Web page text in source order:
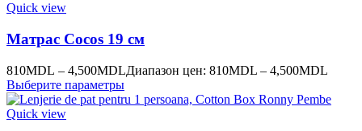
Quick view
Матрас Cocos 19 см
810MDL – 4,500MDLДиапазон цен: 810MDL – 4,500MDL
Выберите параметры
Quick view